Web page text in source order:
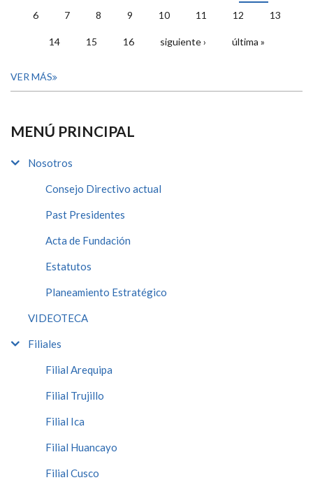
6 7 8 9 10 11 12 13
14 15 16 siguiente › última »
VER MÁS
MENÚ PRINCIPAL
Nosotros
Consejo Directivo actual
Past Presidentes
Acta de Fundación
Estatutos
Planeamiento Estratégico
VIDEOTECA
Filiales
Filial Arequipa
Filial Trujillo
Filial Ica
Filial Huancayo
Filial Cusco